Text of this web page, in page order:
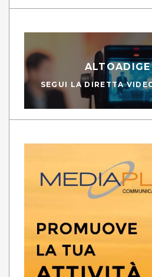
SEGUI LA DIRETTA